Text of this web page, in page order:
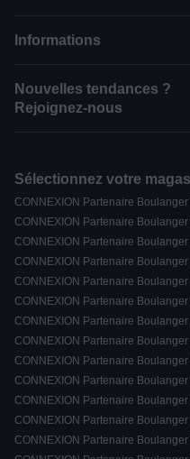
Informations
Nouvelles tendances ?
Rejoignez-nous
Sélectionnez votre
CONNEXION Partenaire
CONNEXION Partenaire Boulanger
CONNEXION Partenaire Boulanger
CONNEXION Partenaire
CONNEXION Partenaire
CONNEXION Partenaire
CONNEXION Partenaire
CONNEXION Partenaire
CONNEXION Partenaire
CONNEXION Partenaire Boulanger
CONNEXION Partenaire
CONNEXION Partenaire
CONNEXION Partenaire